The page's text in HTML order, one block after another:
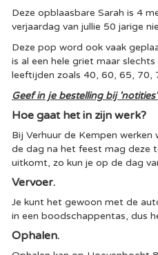
Deze opblaasbare Sarah is 4
verjaardag van jullie 50 jarige
Deze pop word ook vaak
is al een hele griet maar
leeftijden zoals 40, 60, 65, 70,
Geef in je bestelling bij
Hoe gaat het in zijn werk?
Bij Verhuur de Kempen
de dag na het feest mag deze
uitkomt, zo kun je op de dag
Vervoer.
Je kunt het gewoon met de
in een boodschappentas, dus
Ophalen.